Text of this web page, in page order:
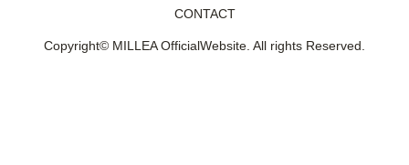
CONTACT
Copyright© MILLEA OfficialWebsite. All rights Reserved.